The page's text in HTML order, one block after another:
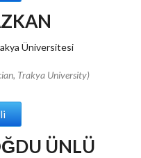
Üniversitesi
Trakya University)
ÜNLÜ